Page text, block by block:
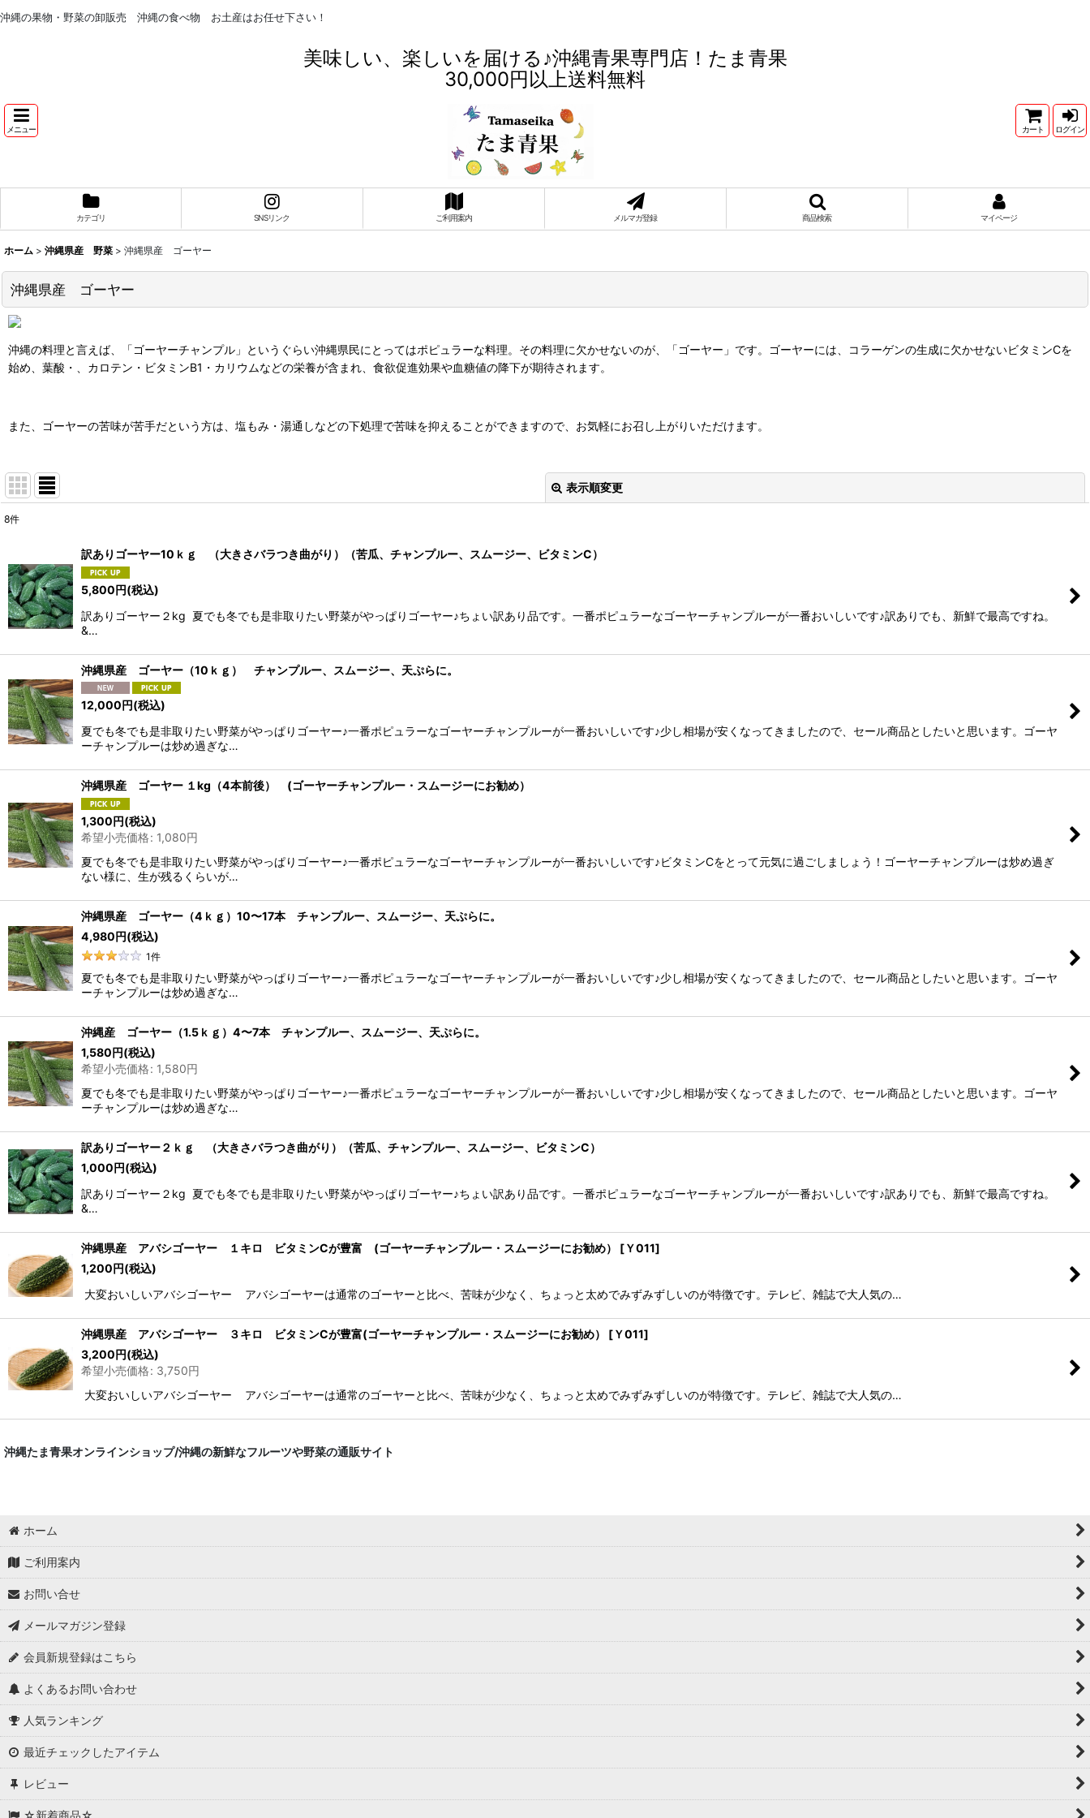
沖縄の果物・野菜の卸販売 沖縄の食べ物 お土産はお任せ下さい！
美味しい、楽しいを届ける♪沖縄青果専門店！たま青果
30,000円以上送料無料
メニュー カート ログイン
カテゴリ SNSリンク ご利用案内 メルマガ登録 商品検索 マイページ
ホーム > 沖縄県産 野菜 > 沖縄県産 ゴーヤー
沖縄県産 ゴーヤー
沖縄の料理と言えば、「ゴーヤーチャンプル」というぐらい沖縄県民にとってはポピュラーな料理。その料理に欠かせないのが、「ゴーヤー」です。ゴーヤーには、コラーゲンの生成に欠かせないビタミンCを
始め、葉酸・、カロテン・ビタミンB1・カリウムなどの栄養が含まれ、食欲促進効果や血糖値の降下が期待されます。
また、ゴーヤーの苦味が苦手だという方は、塩もみ・湯通しなどの下処理で苦味を抑えることができますので、お気軽にお召し上がりいただけます。
表示順変更
並び順:
絞り込む
8件
訳ありゴーヤー10ｋｇ （大きさバラつき曲がり）（苦瓜、チャンプルー、スムージー、ビタミンC）
5,800円(税込)
訳ありゴーヤー２kg 夏でも冬でも是非取りたい野菜がやっぱりゴーヤー♪ちょい訳あり品です。一番ポピュラーなゴーヤーチャンプルーが一番おいしいです♪訳ありでも、新鮮で最高ですね。
&…
沖縄県産 ゴーヤー（10ｋｇ） チャンプルー、スムージー、天ぷらに。
12,000円(税込)
夏でも冬でも是非取りたい野菜がやっぱりゴーヤー♪一番ポピュラーなゴーヤーチャンプルーが一番おいしいです♪少し相場が安くなってきましたので、セール商品としたいと思います。ゴーヤ
ーチャンプルーは炒め過ぎな…
沖縄県産 ゴーヤー １kg（4本前後） (ゴーヤーチャンプルー・スムージーにお勧め）
1,300円(税込)
希望小売価格: 1,080円
夏でも冬でも是非取りたい野菜がやっぱりゴーヤー♪一番ポピュラーなゴーヤーチャンプルーが一番おいしいです♪ビタミンCをとって元気に過ごしましょう！ゴーヤーチャンプルーは炒め過ぎ
ない様に、生が残るくらいが…
沖縄県産 ゴーヤー（4ｋｇ）10〜17本 チャンプルー、スムージー、天ぷらに。
4,980円(税込)
1件
夏でも冬でも是非取りたい野菜がやっぱりゴーヤー♪一番ポピュラーなゴーヤーチャンプルーが一番おいしいです♪少し相場が安くなってきましたので、セール商品としたいと思います。ゴーヤ
ーチャンプルーは炒め過ぎな…
沖縄産 ゴーヤー（1.5ｋｇ）4〜7本 チャンプルー、スムージー、天ぷらに。
1,580円(税込)
希望小売価格: 1,580円
夏でも冬でも是非取りたい野菜がやっぱりゴーヤー♪一番ポピュラーなゴーヤーチャンプルーが一番おいしいです♪少し相場が安くなってきましたので、セール商品としたいと思います。ゴーヤ
ーチャンプルーは炒め過ぎな…
訳ありゴーヤー２ｋｇ （大きさバラつき曲がり）（苦瓜、チャンプルー、スムージー、ビタミンC）
1,000円(税込)
訳ありゴーヤー２kg 夏でも冬でも是非取りたい野菜がやっぱりゴーヤー♪ちょい訳あり品です。一番ポピュラーなゴーヤーチャンプルーが一番おいしいです♪訳ありでも、新鮮で最高ですね。
&…
沖縄県産 アバシゴーヤー １キロ ビタミンCが豊富 (ゴーヤーチャンプルー・スムージーにお勧め） [Ｙ011]
1,200円(税込)
大変おいしいアバシゴーヤー アバシゴーヤーは通常のゴーヤーと比べ、苦味が少なく、ちょっと太めでみずみずしいのが特徴です。テレビ、雑誌で大人気の…
沖縄県産 アバシゴーヤー ３キロ ビタミンCが豊富(ゴーヤーチャンプルー・スムージーにお勧め） [Ｙ011]
3,200円(税込)
希望小売価格: 3,750円
大変おいしいアバシゴーヤー アバシゴーヤーは通常のゴーヤーと比べ、苦味が少なく、ちょっと太めでみずみずしいのが特徴です。テレビ、雑誌で大人気の…
沖縄たま青果オンラインショップ/沖縄の新鮮なフルーツや野菜の通販サイト
ホーム
ご利用案内
お問い合せ
メールマガジン登録
会員新規登録はこちら
よくあるお問い合わせ
人気ランキング
最近チェックしたアイテム
レビュー
☆新着商品☆